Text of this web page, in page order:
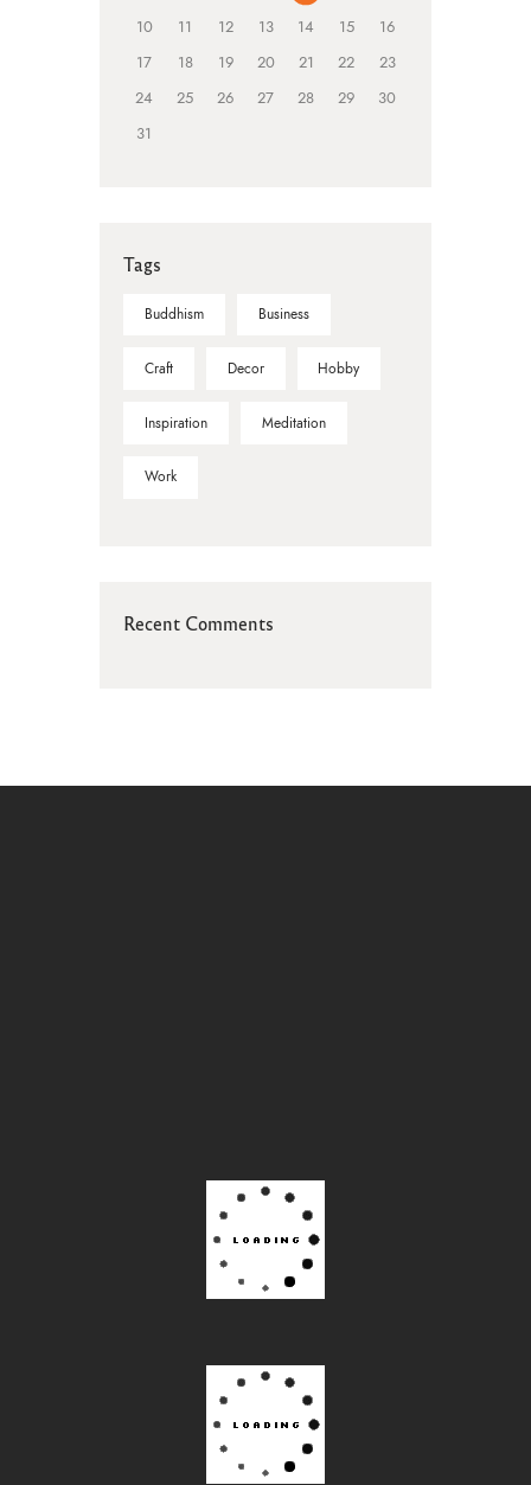
10
11 12 13 14 15
16
17
18 19 20 21 22
23
24
25 26 27 28 29
30
31
Tags
Buddhism Business
Craft Decor Hobby
Inspiration Meditation
Work
Recent Comments